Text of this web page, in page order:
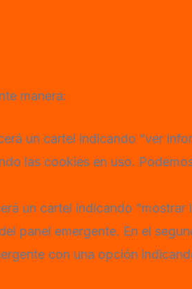
manera:
un cartel indicando “ver
las cookies en uso.
un cartel indicando “mostrar
panel emergente. En el
con una opción